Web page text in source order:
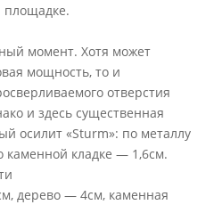
площадке.
момент. Хотя может
мощность, то и
отверстия
и здесь существенная
осилит «Sturm»: по металлу
кладке — 1,6см.
дерево — 4см, каменная